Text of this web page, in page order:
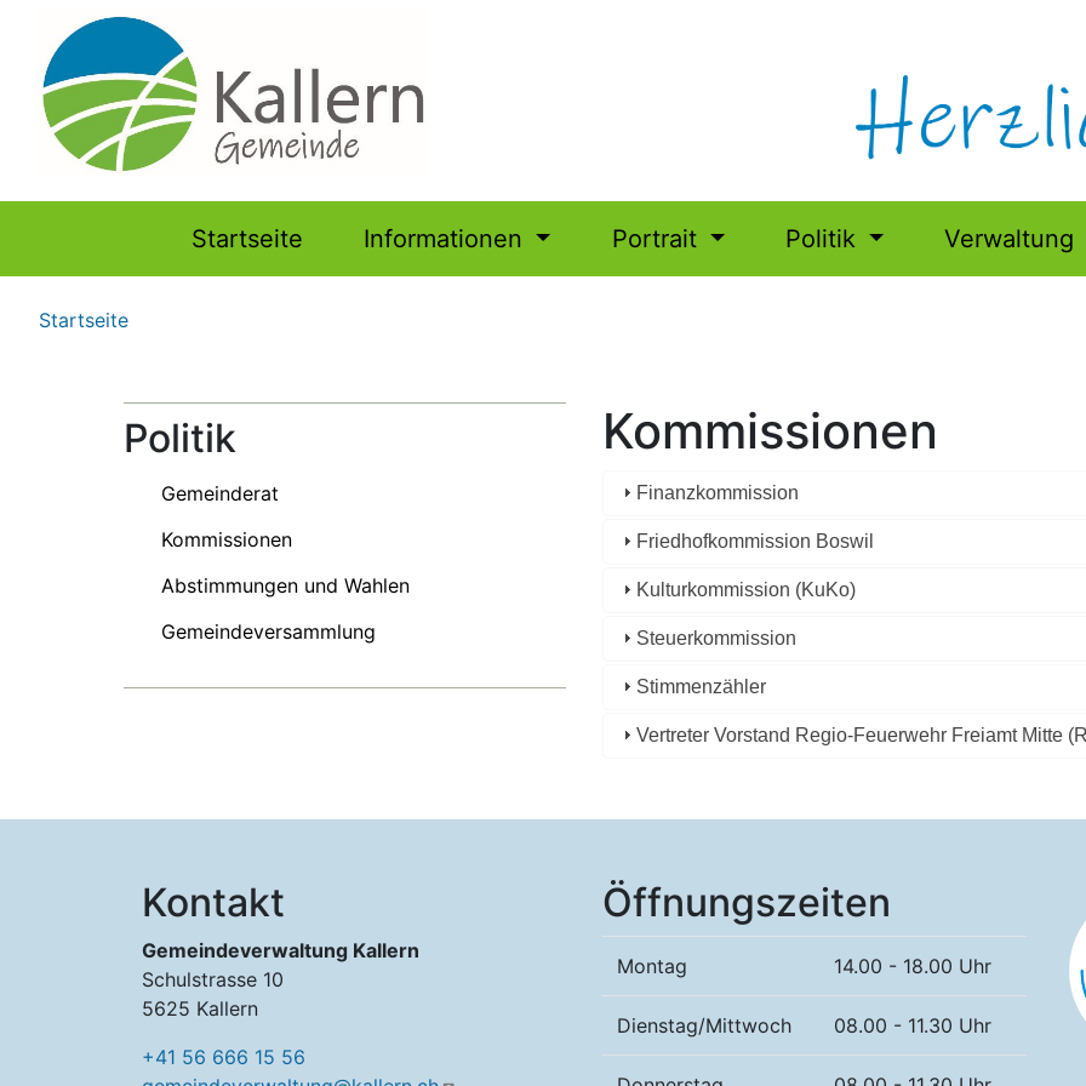
Hauptnavigation
Startseite Informationen Portrait Politik Verwaltung
Pfadnavigation
Startseite
Politik
Gemeinderat
Kommissionen
Abstimmungen und Wahlen
Gemeindeversammlung
Kommissionen
Finanzkommission
Friedhofkommission Boswil
Kulturkommission (KuKo)
Steuerkommission
Stimmenzähler
Vertreter Vorstand Regio-Feuerwehr Freiamt Mitte
Kontakt
Gemeindeverwaltung Kallern
Schulstrasse 10
5625 Kallern
+41 56 666 15 56
Öffnungszeiten
Montag 14.00 - 18.00 Uhr
Dienstag/Mittwoch 08.00 - 11.30 Uhr